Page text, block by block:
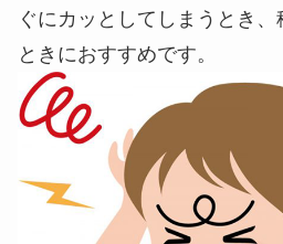
ぐにカッとしてしまうとき
ときにおすすめです。